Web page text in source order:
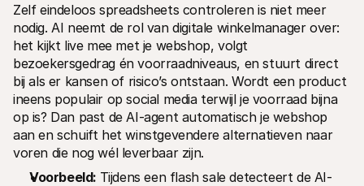
Zelf eindeloos spreadsheets controleren is niet meer
nodig. AI neemt de rol van digitale winkelmanager over:
het kijkt live mee met je webshop, volgt
bezoekersgedrag én voorraadniveaus, en stuurt direct
bij als er kansen of risico’s ontstaan. Wordt een product
ineens populair op social media terwijl je voorraad bijna
op is? Dan past de AI-agent automatisch je webshop
aan en schuift het winstgevendere alternatieven naar
voren die nog wél leverbaar zijn.
Voorbeeld: Tijdens een flash sale detecteert de AI-